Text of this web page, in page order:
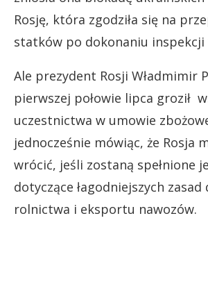
Rosję, która zgodziła się na
statków po dokonaniu inspekcji
Ale prezydent Rosji Władmimir
pierwszej połowie lipca groził
uczestnictwa w umowie
jednocześnie mówiąc, że Rosja
wrócić, jeśli zostaną spełnione
dotyczące łagodniejszych zasad
rolnictwa i eksportu nawozów.